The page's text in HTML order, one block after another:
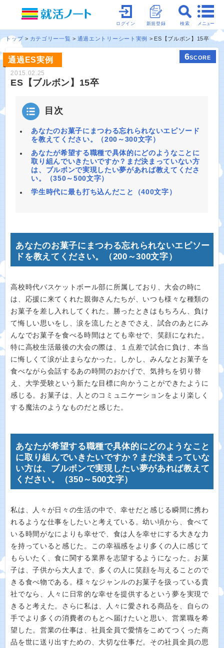
メニュー
検索
新規登録
ログイン
トップ カテゴリー一覧 通過エントリーシート実例 ES【ブルボン】15卒
通過ES実例 6SCORE
2015.02.25
ES【ブルボン】15卒
目次
あなたのお菓子にまつわる忘れられないエピソード
を教えてください。（200～300文字）
あなたが希望する職種で具体的にどのようなことに
取り組んでいきたいですか？まだ決まっていない方
は、ブルボンで実現したい夢があれば教えてくださ
い。（350～500文字）
学生時代に最も打ち込んだこと（400文字）
あなたのお菓子にまつわる忘れられないエピソー
ドを教えてください。（200～300文字）
高校時代バスケットボール部に所属しており、大会の時に
は、応援に来てくれた親御さんたちが、いつも様々な種類の
お菓子を差し入れしてくれた。勝ったときはもちろん、負け
て悔しい思いをし、涙を流したときでさえ、試合のあとにみ
んなでお菓子を食べる時間はとても幸せで、笑顔になれた。
特に高校生活最後の大会の際は、１点差で試合に負け、本当
に悔しくて涙が止まらなかった。しかし、みんなとお菓子を
食べながら会話するあの時間のおかげで、気持ちを切り替
え、大学受験という新たな目標に向かうことができたように
感じる。お菓子は、人とのコミュニケーションをより楽しく
する魔法のようなものだと感じた。
あなたが希望する職種で具体的にどのようなこと
に取り組んでいきたいですか？まだ決まっていな
い方は、ブルボンで実現したい夢があれば教えて
ください。（350～500文字）
私は、人々が日々の生活の中で、幸せだと感じる瞬間に携わ
れるような仕事をしたいと考えている。幼い頃から、食べて
いる時間がなによりも幸せで、食は人を幸せにする大きな力
を持っていると感じた。この幸福感をより多くの人に感じて
もらいたく、食に関する業界を志望するようになった。お菓
子は、子供から大人まで、多くの人に笑顔を与えることので
きる食べ物である。様々なジャンルのお菓子を扱っている貴
社でなら、人々に日常的な幸せを提供するという夢を実現で
きると考えた。さらに私は、人々に愛される商品を、自らの
手でより多くの消費者のもとへ届けたいと思い、営業職を希
望した。営業の仕事は、社員全員で愛情をこめてつくった商
品を世に送り出すための、大切な仕事だ。その社員全員の思